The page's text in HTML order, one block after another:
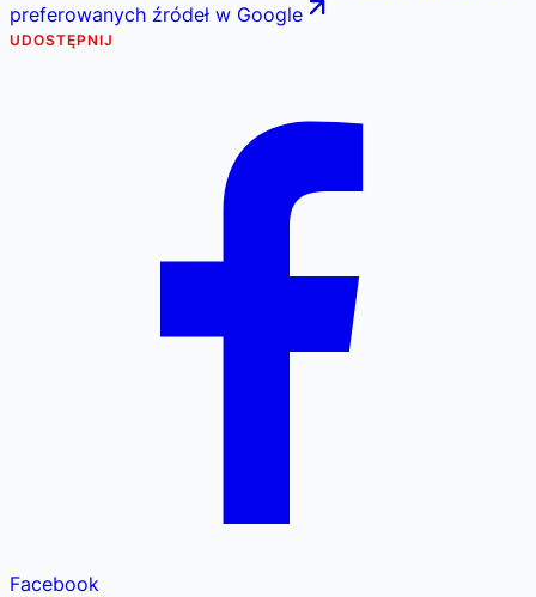
preferowanych źródeł w Google
UDOSTĘPNIJ
Facebook